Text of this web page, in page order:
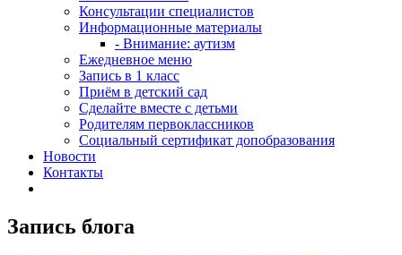
Консультации специалистов
Информационные материалы
- Внимание: аутизм
Ежедневное меню
Запись в 1 класс
Приём в детский сад
Сделайте вместе с детьми
Родителям первоклассников
Социальный сертификат допобразования
Новости
Контакты
Запись блога